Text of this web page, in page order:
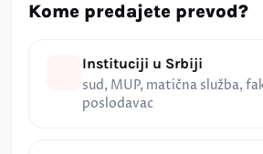
Kome predajete prevod?
Instituciji u Srbiji
sud, MUP, matična služba,
poslodavac